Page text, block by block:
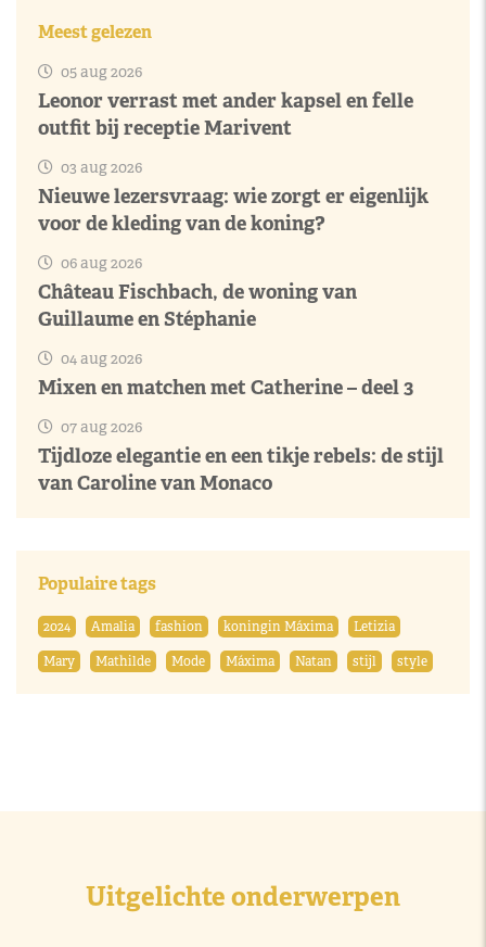
Meest gelezen
05 aug 2026
Leonor verrast met ander kapsel en felle
outfit bij receptie Marivent
03 aug 2026
Nieuwe lezersvraag: wie zorgt er eigenlijk
voor de kleding van de koning?
06 aug 2026
Château Fischbach, de woning van
Guillaume en Stéphanie
04 aug 2026
Mixen en matchen met Catherine – deel 3
07 aug 2026
Tijdloze elegantie en een tikje rebels: de stijl
van Caroline van Monaco
Populaire tags
2024 Amalia fashion koningin Máxima
Letizia
Mary
Mathilde Mode Máxima Natan stijl style
Uitgelichte onderwerpen